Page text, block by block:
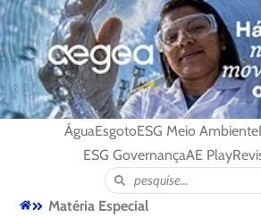
ÁguaEsgotoESG Meio Ambiente
ESG GovernançaAE Play
Matéria Especial